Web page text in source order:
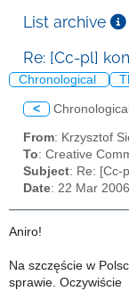
List archive
Re: [Cc-pl]
Chronological
<
From: Krzysztof
To: Creative
Subject: Re: [Cc-
Date: 22 Mar
Aniro!
Na szczęście w
sprawie. Oczywiście